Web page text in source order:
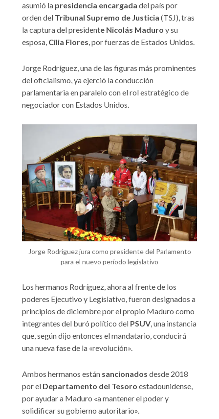
asumió la presidencia encargada del país por
orden del Tribunal Supremo de Justicia (TSJ), tras
la captura del presidente Nicolás Maduro y su
esposa, Cilia Flores, por fuerzas de Estados Unidos.
Jorge Rodríguez, una de las figuras más prominentes
del oficialismo, ya ejerció la conducción
parlamentaria en paralelo con el rol estratégico de
negociador con Estados Unidos.
Jorge Rodríguez jura como presidente del Parlamento
para el nuevo período legislativo
Los hermanos Rodríguez, ahora al frente de los
poderes Ejecutivo y Legislativo, fueron designados a
principios de diciembre por el propio Maduro como
integrantes del buró político del PSUV, una instancia
que, según dijo entonces el mandatario, conducirá
una nueva fase de la «revolución».
Ambos hermanos están sancionados desde 2018
por el Departamento del Tesoro estadounidense,
por ayudar a Maduro «a mantener el poder y
solidificar su gobierno autoritario».